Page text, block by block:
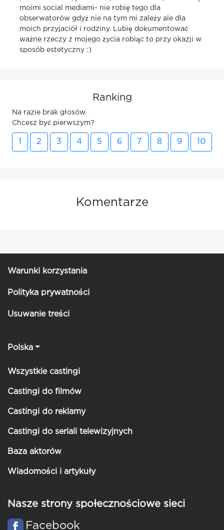
moimi social mediami- nie robię tego dla
obserwatorów gdyż nie na tym mi zależy ale dla
moich przyjaciół i rodziny. Lubię dokumentować
ważne rzeczy z mojego życia robiąc to przy okazji w
sposób estetyczny :)
Ranking
Na razie brak głosów.
Chcesz być pierwszym?
2 3 4 5 6 7 8 9 10
Komentarze
Warunki korzystania
Polityka prywatności
Usuwanie treści
Polska
Wszystkie castingi
Castingi do filmów
Castingi do reklamy
Castingi do seriali telewizyjnych
Baza aktorów
Wiadomości i artykuły
Nasze strony społecznościowe sieci
Facebook